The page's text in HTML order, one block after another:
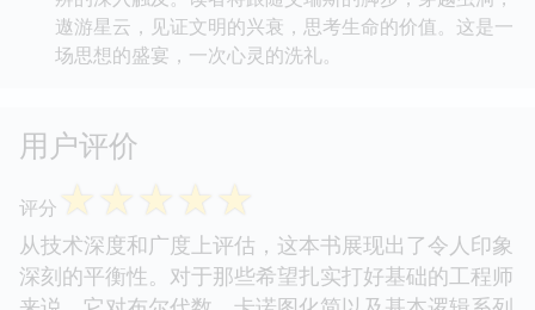
遨游星云，见证文明的兴衰，思考生命的价值。这是一
场思想的盛宴，一次心灵的洗礼。
用户评价
评分 ☆☆☆☆☆
从技术深度和广度上评估，这本书展现出了令人印象
深刻的平衡性。对于那些希望扎实打好基础的工程师